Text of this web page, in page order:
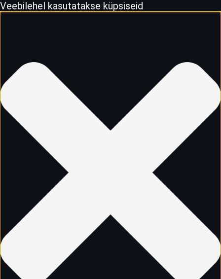
Veebilehel kasutatakse küpsiseid